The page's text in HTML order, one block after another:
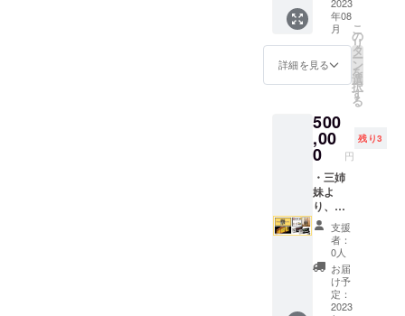
※支援
時、必
ず備考
欄にご
希望の
さい。
品メ
ニュー
の中か
ら１つ
引き換
えでき
るチ
になり
ます。
季節の
メイン
スイー
ツに関
しては
スイー
ツチ
ケット2
枚で１
つ引き
換え可
能で
ツ・ド
リンク
チケッ
ト各１0
枚 (チ
ケット
有効期
2023年
8月～
2024年
1月）
※ス
イー
ツ・ド
リンク
チケッ
トはど
ちらも1
枚で単
品メ
ニュー
デザイ
ンフィ
ルター
インボ
トル２
本(内容
量：
※ス
モー
キーグ
リーン/
スモー
キーピ
ンクの
二本
セット
です。
・カ
フェス
イー
ツ・ド
年08
月
詳細を見る
こ
の
リ
タ
ー
ン
を
選
択
す
る
500
,00
0 円
残り3
・三姉
妹よ
り、感
謝の気
持ちを
込めた
御礼動
指園の
オリジ
支援
者：
0人
お届
け予
定：
2023